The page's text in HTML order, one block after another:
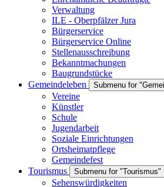
Verwaltung
ILE - Oberpfälzer Jura
Bürgerservice
Bürgerservice Online
Stellenausschreibung
Bekanntmachungen
Baugrundstücke
Gemeindeleben
Submenu for
Vereine
Künstler
Schule
Jugendarbeit
Soziale Einrichtungen
Ortsheimatpflege
Gemeindefest
Tourismus
Submenu for "Tourismus"
Sehenswürdigkeiten